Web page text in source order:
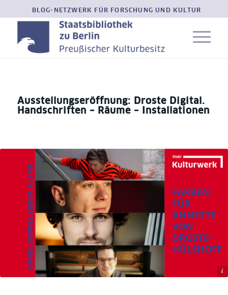
BLOG-NETZWERK FÜR FORSCHUNG UND KULTUR
Ausstellungseröffnung: Droste Digital.
Handschriften – Räume – Installationen
Jazz Quartett Meinig, Frischkorn, Scholz, Gomringer © Lukas Diller, Judith Kinitz